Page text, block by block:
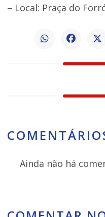
– Local: Praça do
Ainda não há